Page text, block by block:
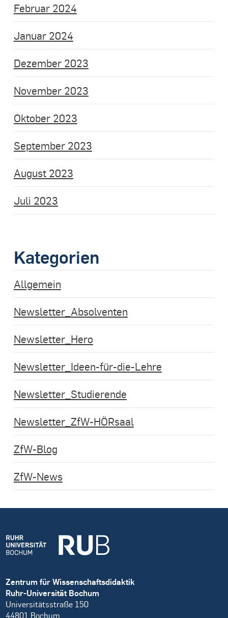
Februar 2024
Januar 2024
Dezember 2023
November 2023
Oktober 2023
September 2023
August 2023
Juli 2023
Kategorien
Allgemein
Newsletter_Absolventen
Newsletter_Hero
Newsletter_Ideen-für-die-Lehre
Newsletter_Studierende
Newsletter_ZfW-HÖRsaal
ZfW-Blog
ZfW-News
Zentrum für Wissenschaftsdidaktik
Ruhr-Universität Bochum
Universitätsstraße 150
44801 Bochum